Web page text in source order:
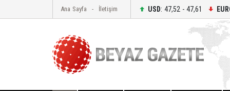
Ana Sayfa İletişim USD: 47,52 - 47,61